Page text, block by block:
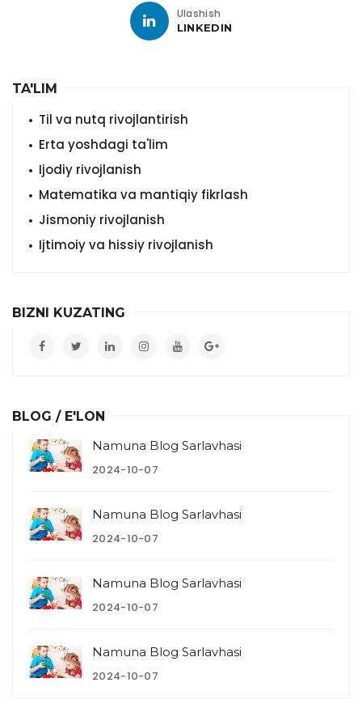
Ulashish
LINKEDIN
TA'LIM
Til va nutq rivojlantirish
Erta yoshdagi ta'lim
Ijodiy rivojlanish
Matematika va mantiqiy fikrlash
Jismoniy rivojlanish
Ijtimoiy va hissiy rivojlanish
BIZNI KUZATING
BLOG / E'LON
Namuna Blog Sarlavhasi
2024-10-07
Namuna Blog Sarlavhasi
2024-10-07
Namuna Blog Sarlavhasi
2024-10-07
Namuna Blog Sarlavhasi
2024-10-07